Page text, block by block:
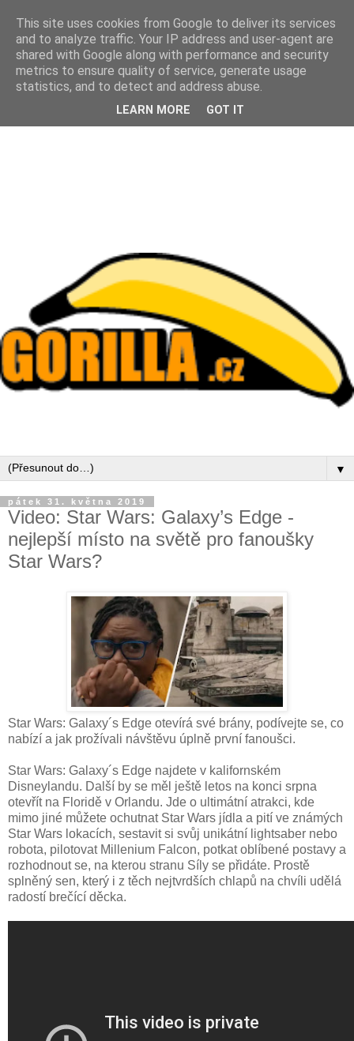
▼
pátek 31. května 2019
Video: Star Wars: Galaxy’s Edge -
nejlepší místo na světě pro fanoušky
Star Wars?
Star Wars: Galaxy´s Edge otevírá své brány, podívejte se, co
nabízí a jak prožívali návštěvu úplně první fanoušci.
Star Wars: Galaxy´s Edge najdete v kalifornském
Disneylandu. Další by se měl ještě letos na konci srpna
otevřít na Floridě v Orlandu. Jde o ultimátní atrakci, kde
mimo jiné můžete ochutnat Star Wars jídla a pití ve známých
Star Wars lokacích, sestavit si svůj unikátní lightsaber nebo
robota, pilotovat Millenium Falcon, potkat oblíbené postavy a
rozhodnout se, na kterou stranu Síly se přidáte. Prostě
splněný sen, který i z těch nejtvrdších chlapů na chvíli udělá
radostí brečící děcka.
This site uses cookies from Google to deliver its services
and to analyze traffic. Your IP address and user-agent are
shared with Google along with performance and security
metrics to ensure quality of service, generate usage
statistics, and to detect and address abuse.
LEARN MORE GOT IT